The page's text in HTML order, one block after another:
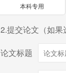
本科专用
2.提交论文（如果
论文标题